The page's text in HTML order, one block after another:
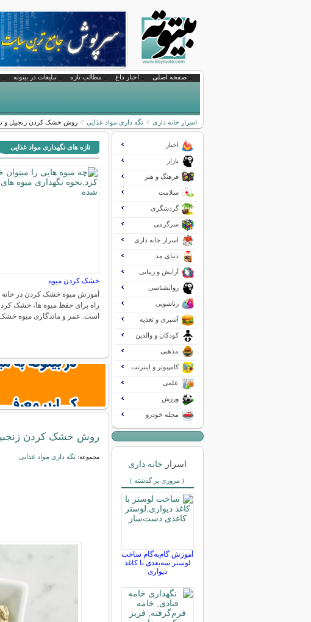
صفحه اصلی اخبار داغ مطالب تازه تبلیغات در بیتوته
اسرار خانه داری نگه داری مواد غذایی روش خشک کردن زنجبیل و
تازه های نگهداری مواد غذایی
خشک کردن میوه
آموزش میوه خشک کردن در خانه
راه برای حفظ میوه ها، خشک
است. عمر و ماندگاری میوه
روش خشک کردن
مجموعه: نگه داری مواد غذایی
اخبار
بازار
فرهنگ و هنر
سلامت
گردشگری
سرگرمی
اسرار خانه داری
دنیای مد
آرایش و زیبایی
روانشناسی
زناشویی
آشپزی و تغذیه
کودکان و والدین
مذهبی
کامپیوتر و اینترنت
علمی
ورزش
مجله خودرو
اسرار خانه داری
( مروری بر گذشته )
آموزش گام‌به‌گام ساخت
لوستر سه‌بعدی با کاغذ
دیواری